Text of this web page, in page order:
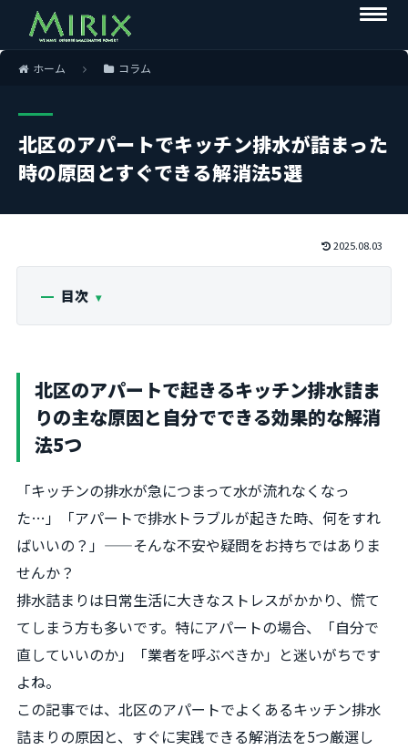
ホーム コラム
北区のアパートでキッチン排水が詰まった
時の原因とすぐできる解消法5選
2025.08.03
目次
北区のアパートで起きるキッチン排水詰ま
りの主な原因と自分でできる効果的な解消
法5つ
「キッチンの排水が急につまって水が流れなくなっ
た…」「アパートで排水トラブルが起きた時、何をすれ
ばいいの？」——そんな不安や疑問をお持ちではありま
せんか？
排水詰まりは日常生活に大きなストレスがかかり、慌て
てしまう方も多いです。特にアパートの場合、「自分で
直していいのか」「業者を呼ぶべきか」と迷いがちです
よね。
この記事では、北区のアパートでよくあるキッチン排水
詰まりの原因と、すぐに実践できる解消法を5つ厳選し